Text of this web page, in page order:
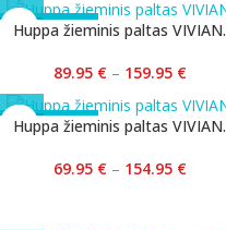
-40%
Huppa žieminis paltas VIVIAN.
89.95 € – 159.95 €
-53%
Huppa žieminis paltas VIVIAN.
69.95 € – 154.95 €